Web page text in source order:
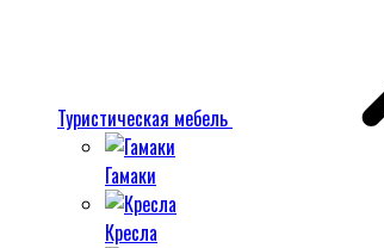
Туристическая мебель
Гамаки
Кресла